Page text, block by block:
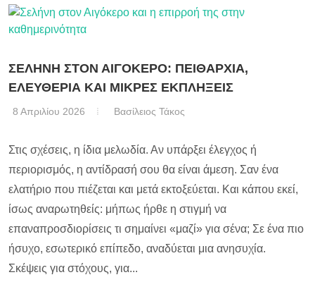
ΣΕΛΗΝΗ ΣΤΟΝ ΑΙΓΟΚΕΡΟ: ΠΕΙΘΑΡΧΙΑ,
ΕΛΕΥΘΕΡΙΑ ΚΑΙ ΜΙΚΡΕΣ ΕΚΠΛΗΞΕΙΣ
8 Απριλίου 2026 Βασίλειος Τάκος
Στις σχέσεις, η ίδια μελωδία. Αν υπάρξει έλεγχος ή
περιορισμός, η αντίδρασή σου θα είναι άμεση. Σαν ένα
ελατήριο που πιέζεται και μετά εκτοξεύεται. Και κάπου εκεί,
ίσως αναρωτηθείς: μήπως ήρθε η στιγμή να
επαναπροσδιορίσεις τι σημαίνει «μαζί» για σένα; Σε ένα πιο
ήσυχο, εσωτερικό επίπεδο, αναδύεται μια ανησυχία.
Σκέψεις για στόχους, για...